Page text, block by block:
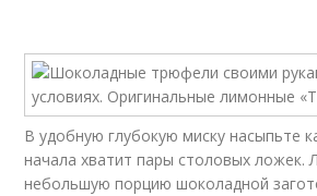
В удобную глубокую миску насыпьте
начала хватит пары столовых ложек.
небольшую порцию шоколадной